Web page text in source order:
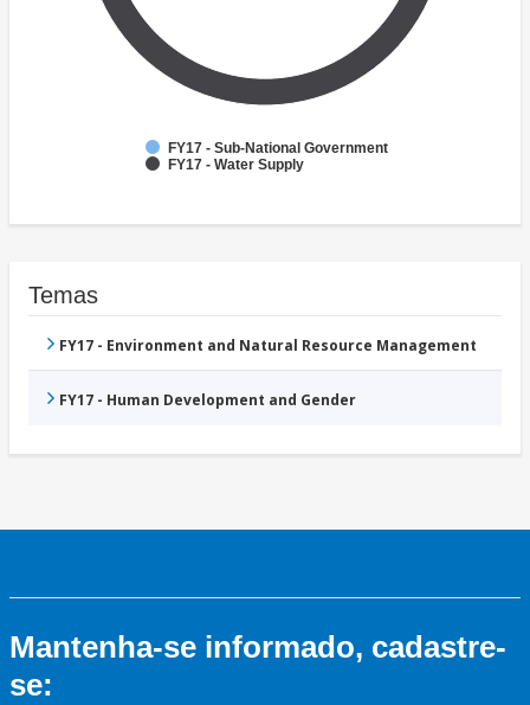
FY17 - Sub-National Government
FY17 - Water Supply
Temas
FY17 - Environment and Natural Resource Management
FY17 - Human Development and Gender
Mantenha-se informado, cadastre-
se: